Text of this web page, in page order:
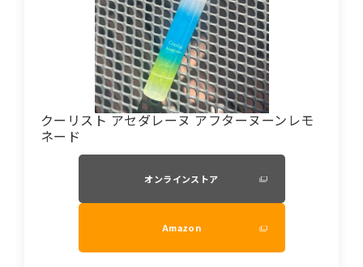
クーリスト アセダレーヌ アフターヌーンレモ
ネード
オンラインストア
Amazon